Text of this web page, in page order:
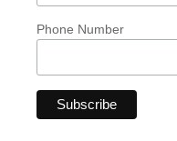
Phone Number